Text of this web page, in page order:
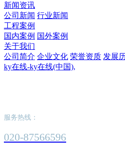
新闻资讯
公司新闻 行业新闻
工程案例
国内案例 国外案例
关于我们
公司简介 企业文化 荣誉资质 发展
ky在线-ky在线(中国),
服务热线：
020-87566596